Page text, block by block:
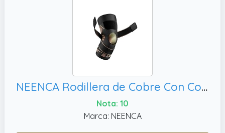
NEENCA Rodillera de Cobre Con Correas, Alivio Del Dolor en Las Articulaciones
Nota: 10
Marca: NEENCA